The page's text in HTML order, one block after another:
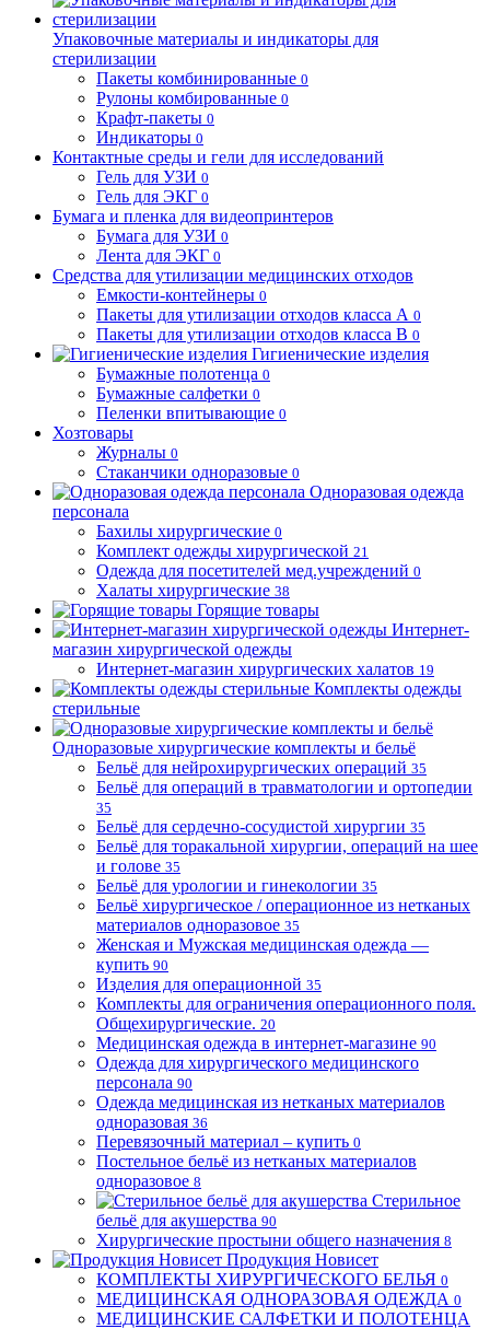
Упаковочные материалы и индикаторы для
стерилизации
Пакеты комбинированные 0
Рулоны комбированные 0
Крафт-пакеты 0
Индикаторы 0
Контактные среды и гели для исследований
Гель для УЗИ 0
Гель для ЭКГ 0
Бумага и пленка для видеопринтеров
Бумага для УЗИ 0
Лента для ЭКГ 0
Средства для утилизации медицинских отходов
Емкости-контейнеры 0
Пакеты для утилизации отходов класса А 0
Пакеты для утилизации отходов класса В 0
Гигиенические изделия
Бумажные полотенца 0
Бумажные салфетки 0
Пеленки впитывающие 0
Хозтовары
Журналы 0
Стаканчики одноразовые 0
Одноразовая одежда
персонала
Бахилы хирургические 0
Комплект одежды хирургической 21
Одежда для посетителей мед.учреждений 0
Халаты хирургические 38
Горящие товары
Интернет-
магазин хирургической одежды
Интернет-магазин хирургических халатов 19
Комплекты одежды
стерильные
Одноразовые хирургические комплекты и бельё
Бельё для нейрохирургических операций 35
Бельё для операций в травматологии и ортопедии
35
Бельё для сердечно-сосудистой хирургии 35
Бельё для торакальной хирургии, операций на шее
и голове 35
Бельё для урологии и гинекологии 35
Бельё хирургическое / операционное из нетканых
материалов одноразовое 35
Женская и Мужская медицинская одежда —
купить 90
Изделия для операционной 35
Комплекты для ограничения операционного поля.
Общехирургические. 20
Медицинская одежда в интернет-магазине 90
Одежда для хирургического медицинского
персонала 90
Одежда медицинская из нетканых материалов
одноразовая 36
Перевязочный материал – купить 0
Постельное бельё из нетканых материалов
одноразовое 8
Стерильное
бельё для акушерства 90
Хирургические простыни общего назначения 8
Продукция Новисет
КОМПЛЕКТЫ ХИРУРГИЧЕСКОГО БЕЛЬЯ 0
МЕДИЦИНСКАЯ ОДНОРАЗОВАЯ ОДЕЖДА 0
МЕДИЦИНСКИЕ САЛФЕТКИ И ПОЛОТЕНЦА